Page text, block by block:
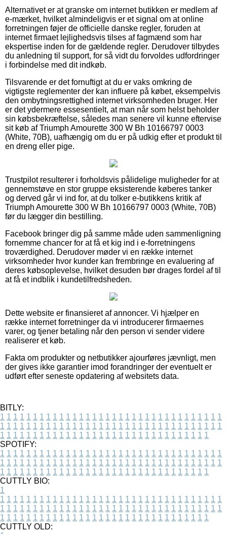
Alternativet er at granske om internet butikken er medlem af
e-mærket, hvilket almindeligvis er et signal om at online
forretningen føjer de officielle danske regler, foruden at
internet firmaet lejlighedsvis tilses af fagmænd som har
ekspertise inden for de gældende regler. Derudover tilbydes
du anledning til support, for så vidt du forvoldes udfordringer
i forbindelse med dit indkøb.
Tilsvarende er det fornuftigt at du er vaks omkring de
vigtigste reglementer der kan influere på købet, eksempelvis
den ombytningsrettighed internet virksomheden bruger. Her
er det ydermere essesentielt, at man når som helst beholder
sin købsbekræftelse, således man senere vil kunne eftervise
sit køb af Triumph Amourette 300 W Bh 10166797 0003
(White, 70B), uafhængig om du er på udkig efter et produkt til
en dreng eller pige.
Trustpilot resulterer i forholdsvis pålidelige muligheder for at
gennemstøve en stor gruppe eksisterende køberes tanker
og derved går vi ind for, at du tolker e-butikkens kritik af
Triumph Amourette 300 W Bh 10166797 0003 (White, 70B)
før du lægger din bestilling.
Facebook bringer dig på samme måde uden sammenligning
fornemme chancer for at få et kig ind i e-forretningens
troværdighed. Derudover møder vi en række internet
virksomheder hvor kunder kan frembringe en evaluering af
deres købsoplevelse, hvilket desuden bør drages fordel af til
at få et indblik i kundetilfredsheden.
Dette website er finansieret af annoncer. Vi hjælper en
række internet forretninger da vi introducerer firmaernes
varer, og tjener betaling når den person vi sender videre
realiserer et køb.
Fakta om produkter og netbutikker ajourføres jævnligt, men
der gives ikke garantier imod forandringer der eventuelt er
udført efter seneste opdatering af websitets data.
BITLY:
1 1 1 1 1 1 1 1 1 1 1 1 1 1 1 1 1 1 1 1 1 1 1 1 1 1 1 1 1 1 1 1 1 1
1 1 1 1 1 1 1 1 1 1 1 1 1 1 1 1 1 1 1 1 1 1 1 1 1 1 1 1 1 1 1 1 1 1
1 1 1 1 1 1 1 1 1 1 1 1 1 1 1 1 1 1 1 1 1 1 1 1 1 1 1 1 1 1 1 1
SPOTIFY:
1 1 1 1 1 1 1 1 1 1 1 1 1 1 1 1 1 1 1 1 1 1 1 1 1 1 1 1 1 1 1 1 1 1
1 1 1 1 1 1 1 1 1 1 1 1 1 1 1 1 1 1 1 1 1 1 1 1 1 1 1 1 1 1 1 1 1 1
1 1 1 1 1 1 1 1 1 1 1 1 1 1 1 1 1 1 1 1 1 1 1 1 1 1 1 1 1 1 1 1
CUTTLY BIO:
1
1 1 1 1 1 1 1 1 1 1 1 1 1 1 1 1 1 1 1 1 1 1 1 1 1 1 1 1 1 1 1 1 1 1
1 1 1 1 1 1 1 1 1 1 1 1 1 1 1 1 1 1 1 1 1 1 1 1 1 1 1 1 1 1 1 1 1 1
1 1 1 1 1 1 1 1 1 1 1 1 1 1 1 1 1 1 1 1 1 1 1 1 1 1 1 1 1 1 1 1
CUTTLY OLD: